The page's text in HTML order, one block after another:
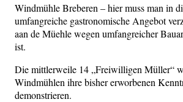
Windmühle Breberen – hier muss man in
umfangreiche gastronomische Angebot
aan de Müehle wegen umfangreicher
ist.
Die mittlerweile 14 „Freiwilligen Müller“
Windmühlen ihre bisher erworbenen
demonstrieren.